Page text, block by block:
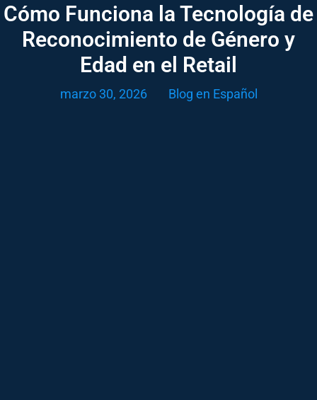
Cómo Funciona la Tecnología de
Reconocimiento de Género y
Edad en el Retail
marzo 30, 2026 Blog en Español